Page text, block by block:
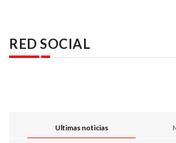
RED SOCIAL
Ultimas noticias